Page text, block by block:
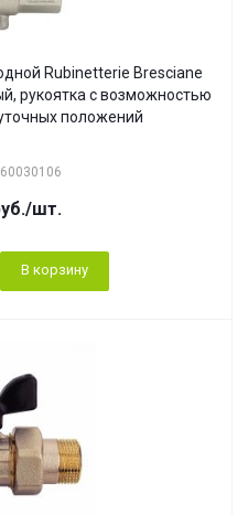
Rubinetterie Bresciane
рукоятка с возможностью
положений
/шт.
В корзину